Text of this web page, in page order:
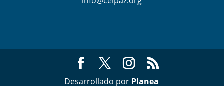
Desarrollado por Planea